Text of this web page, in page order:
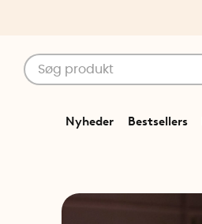
Nyheder Bestsellers